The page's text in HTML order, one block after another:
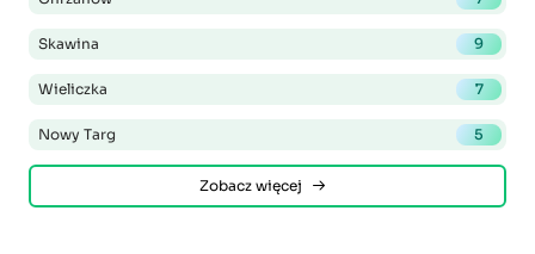
Skawina 9
Wieliczka 7
Nowy Targ 5
Zobacz więcej